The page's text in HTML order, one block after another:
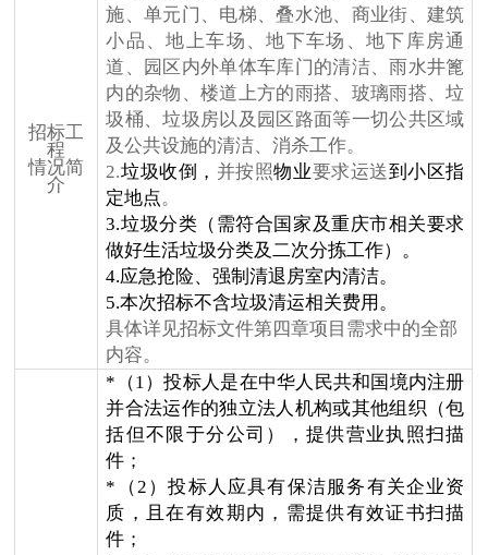
招标工
程
情况简
介
施、单元门、电梯、叠水池、商业街、建筑
小品、地上车场、地下车场、地下库房通
道、园区内外单体车库门的清洁、雨水井篦
内的杂物、楼道上方的雨搭、玻璃雨搭、垃
圾桶、垃圾房以及园区路面等一切公共区域
及公共设施的清洁、消杀工作。
2.垃圾收倒， 并按照物业要求运送到小区指
定地点。
3.垃圾分类（需符合国家及重庆市相关要求
做好生活垃圾分类及二次分拣工作）。
4.应急抢险、强制清退房室内清洁。
5.本次招标不含垃圾清运相关费用。
具体详见招标文件第四章项目需求中的全部
内容。
*（1）投标人是在中华人民共和国境内注册
并合法运作的独立法人机构或其他组织（包
括但不限于分公司），提供营业执照扫描
件；
*（2）投标人应具有保洁服务有关企业资
质，且在有效期内，需提供有效证书扫描
件；